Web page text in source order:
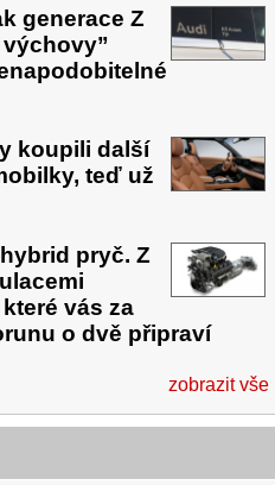
generace Z
koupili další
teď už
pryč. Z
vás za
o dvě připraví
zobrazit vše